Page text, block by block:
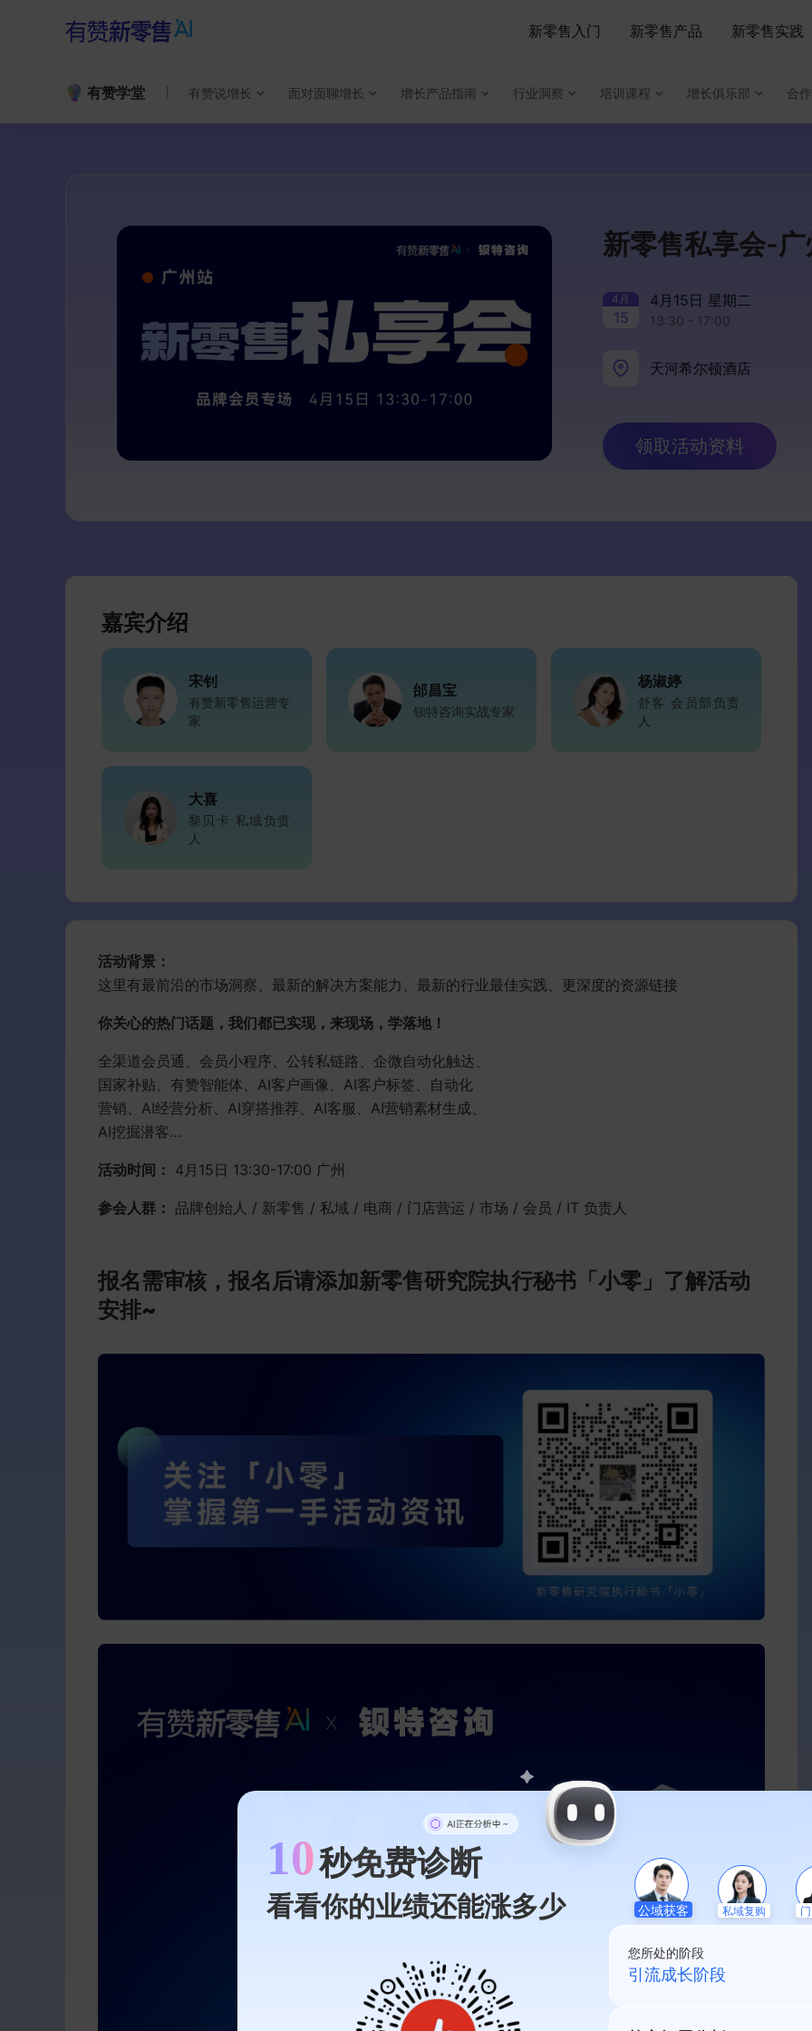
10秒免费诊断
看看你的业绩还能涨多少 公域获客 私域复购
您所处的阶段
私域起盘阶段
新零售入门 新零售产品 新零售实践
有赞学堂 有赞说增长 面对面聊增长 增长产品指南 行业洞察 培训课程 增长俱乐部 合
新零售私享会-
4 月
15
4月15日 星期二
13:30 - 17:00
天河希尔顿酒店
领取活动资料
嘉宾介绍
宋钊
有赞新零售运营专
家
邰昌宝
钡特咨询实战专家
杨淑婷
舒客 会员部负责
人
大喜
黎贝卡 私域负责
人
活动背景：
这里有最前沿的市场洞察、最新的解决方案能力、最新的行业最佳实践、更深度的资源链接
你关心的热门话题，我们都已实现，来现场，学落地！
全渠道会员通、会员小程序、公转私链路、企微自动化触达、
国家补贴、有赞智能体、AI客户画像、AI客户标签、自动化
营销、AI经营分析、AI穿搭推荐、AI客服、AI营销素材生成、
AI挖掘潜客…
活动时间： 4月15日 13:30-17:00 广州
参会人群： 品牌创始人 / 新零售 / 私域 / 电商 / 门店营运 / 市场 / 会员 / IT 负责人
报名需审核，报名后请添加新零售研究院执行秘书「小零」了解活动
安排~